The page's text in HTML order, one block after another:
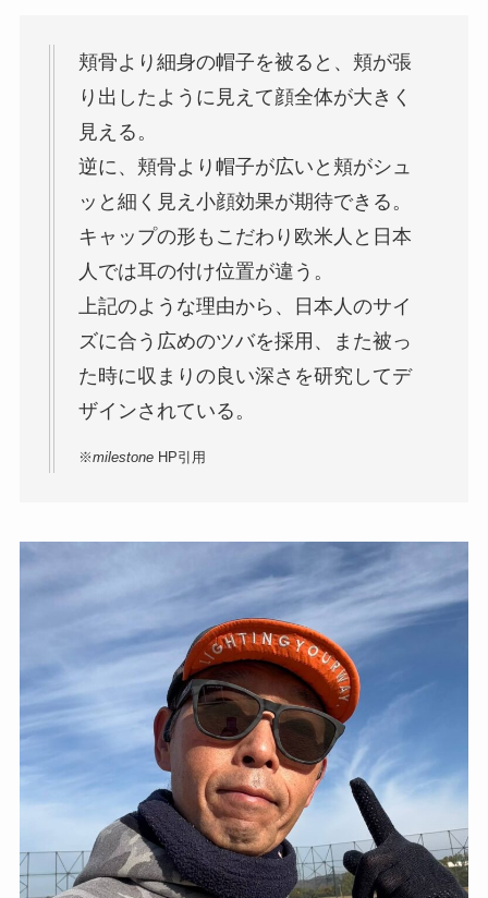
頬骨より細身の帽子を被ると、頬が張
り出したように見えて顔全体が大きく
見える。
逆に、頬骨より帽子が広いと頬がシュ
ッと細く見え小顔効果が期待できる。
キャップの形もこだわり欧米人と日本
人では耳の付け位置が違う。
上記のような理由から、日本人のサイ
ズに合う広めのツバを採用、また被っ
た時に収まりの良い深さを研究してデ
ザインされている。
※milestoneHP引用